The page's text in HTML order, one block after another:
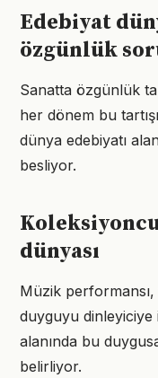
Edebiyat
özgünlük
Sanatta özgünlük
her dönem bu
dünya edebiyatı
besliyor.
dünyası
Müzik performansı,
duyguyu dinleyiciye
alanında bu
belirliyor.